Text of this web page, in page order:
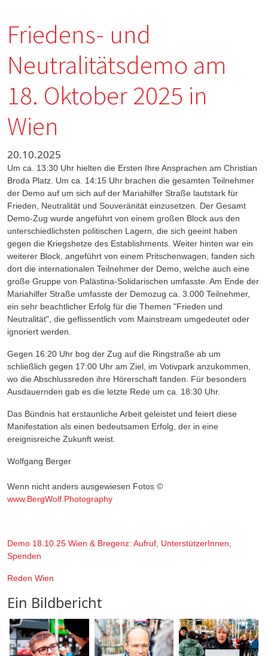
Friedens- und
Neutralitätsdemo am
18. Oktober 2025 in
Wien
20.10.2025
Um ca. 13:30 Uhr hielten die Ersten Ihre Ansprachen am Christian
Broda Platz. Um ca. 14:15 Uhr brachen die gesamten Teilnehmer
der Demo auf um sich auf der Mariahilfer Straße lautstark für
Frieden, Neutralität und Souveränität einzusetzen. Der Gesamt
Demo-Zug wurde angeführt von einem großen Block aus den
unterschiedlichsten politischen Lagern, die sich geeint haben
gegen die Kriegshetze des Establishments. Weiter hinten war ein
weiterer Block, angeführt von einem Pritschenwagen, fanden sich
dort die internationalen Teilnehmer der Demo, welche auch eine
große Gruppe von Palästina-Solidarischen umfasste. Am Ende der
Mariahilfer Straße umfasste der Demozug ca. 3.000 Teilnehmer,
ein sehr beachtlicher Erfolg für die Themen "Frieden und
Neutralität", die geflissentlich vom Mainstream umgedeutet oder
ignoriert werden.
Gegen 16:20 Uhr bog der Zug auf die Ringstraße ab um
schließlich gegen 17:00 Uhr am Ziel, im Votivpark anzukommen,
wo die Abschlussreden ihre Hörerschaft fanden. Für besonders
Ausdauernden gab es die letzte Rede um ca. 18:30 Uhr.
Das Bündnis hat erstaunliche Arbeit geleistet und feiert diese
Manifestation als einen bedeutsamen Erfolg, der in eine
ereignisreiche Zukunft weist.
Wolfgang Berger
Wenn nicht anders ausgewiesen Fotos ©
www.BergWolf.Photography
Demo 18.10.25 Wien & Bregenz: Aufruf, UnterstützerInnen,
Spenden
Reden Wien
Ein Bildbericht